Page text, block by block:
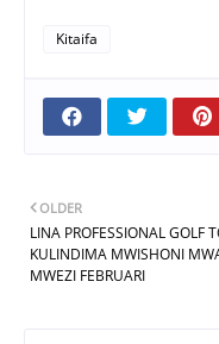
Kitaifa
OLDER
LINA PROFESSIONAL GOLF
KULINDIMA MWISHONI
MWEZI FEBRUARI